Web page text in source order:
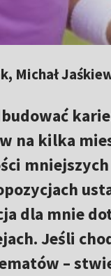
Michał
na kilka
dla mnie
Jeśli
–